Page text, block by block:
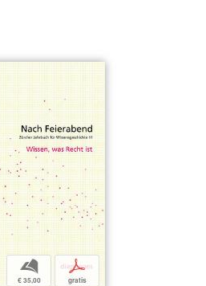
b
€ 35,00
p
gratis